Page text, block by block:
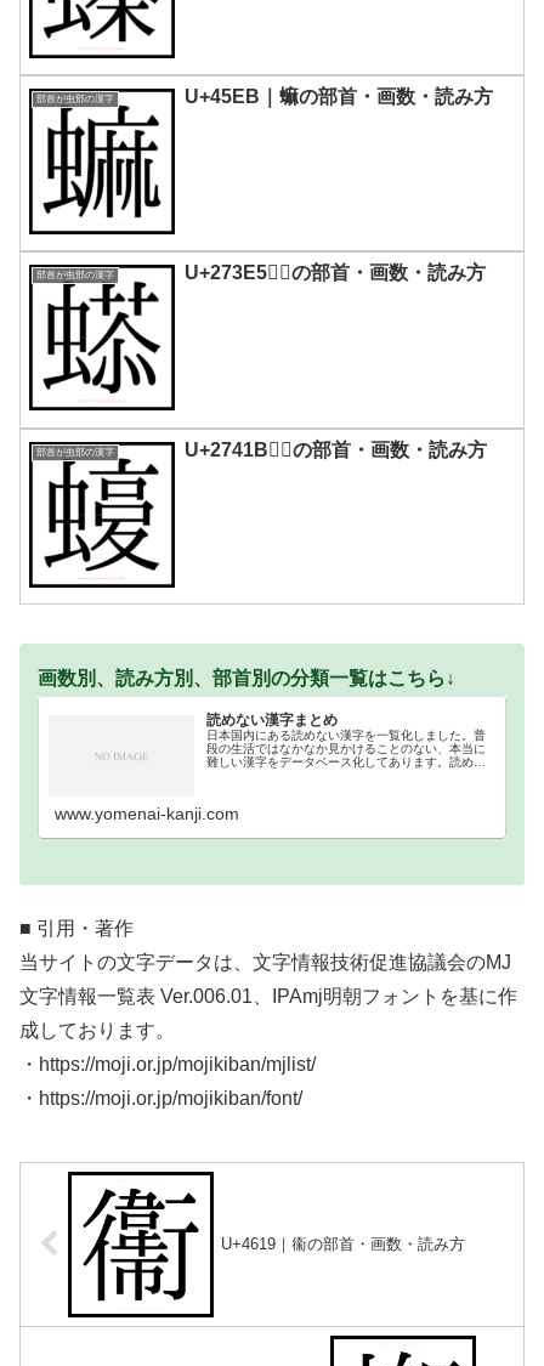
部首が虫部の漢字 U+45EB｜䗫の部首・画数・読み方
部首が虫部の漢字 U+273E5｜𧏥の部首・画数・読み方
部首が虫部の漢字 U+2741B｜𧐛の部首・画数・読み方
画数別、読み方別、部首別の分類一覧はこちら↓
読めない漢字まとめ
日本国内にある読めない漢字を一覧化しました。普
段の生活ではなかなか見かけることのない、本当に
難しい漢字をデータベース化してあります。読めな
www.yomenai-kanji.com
■ 引用・著作
当サイトの文字データは、文字情報技術促進協議会のMJ
文字情報一覧表 Ver.006.01、IPAmj明朝フォントを基に作
成しております。
・https://moji.or.jp/mojikiban/mjlist/
・https://moji.or.jp/mojikiban/font/
U+4619｜䘙の部首・画数・読み方